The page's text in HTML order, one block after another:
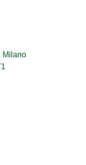
Milano